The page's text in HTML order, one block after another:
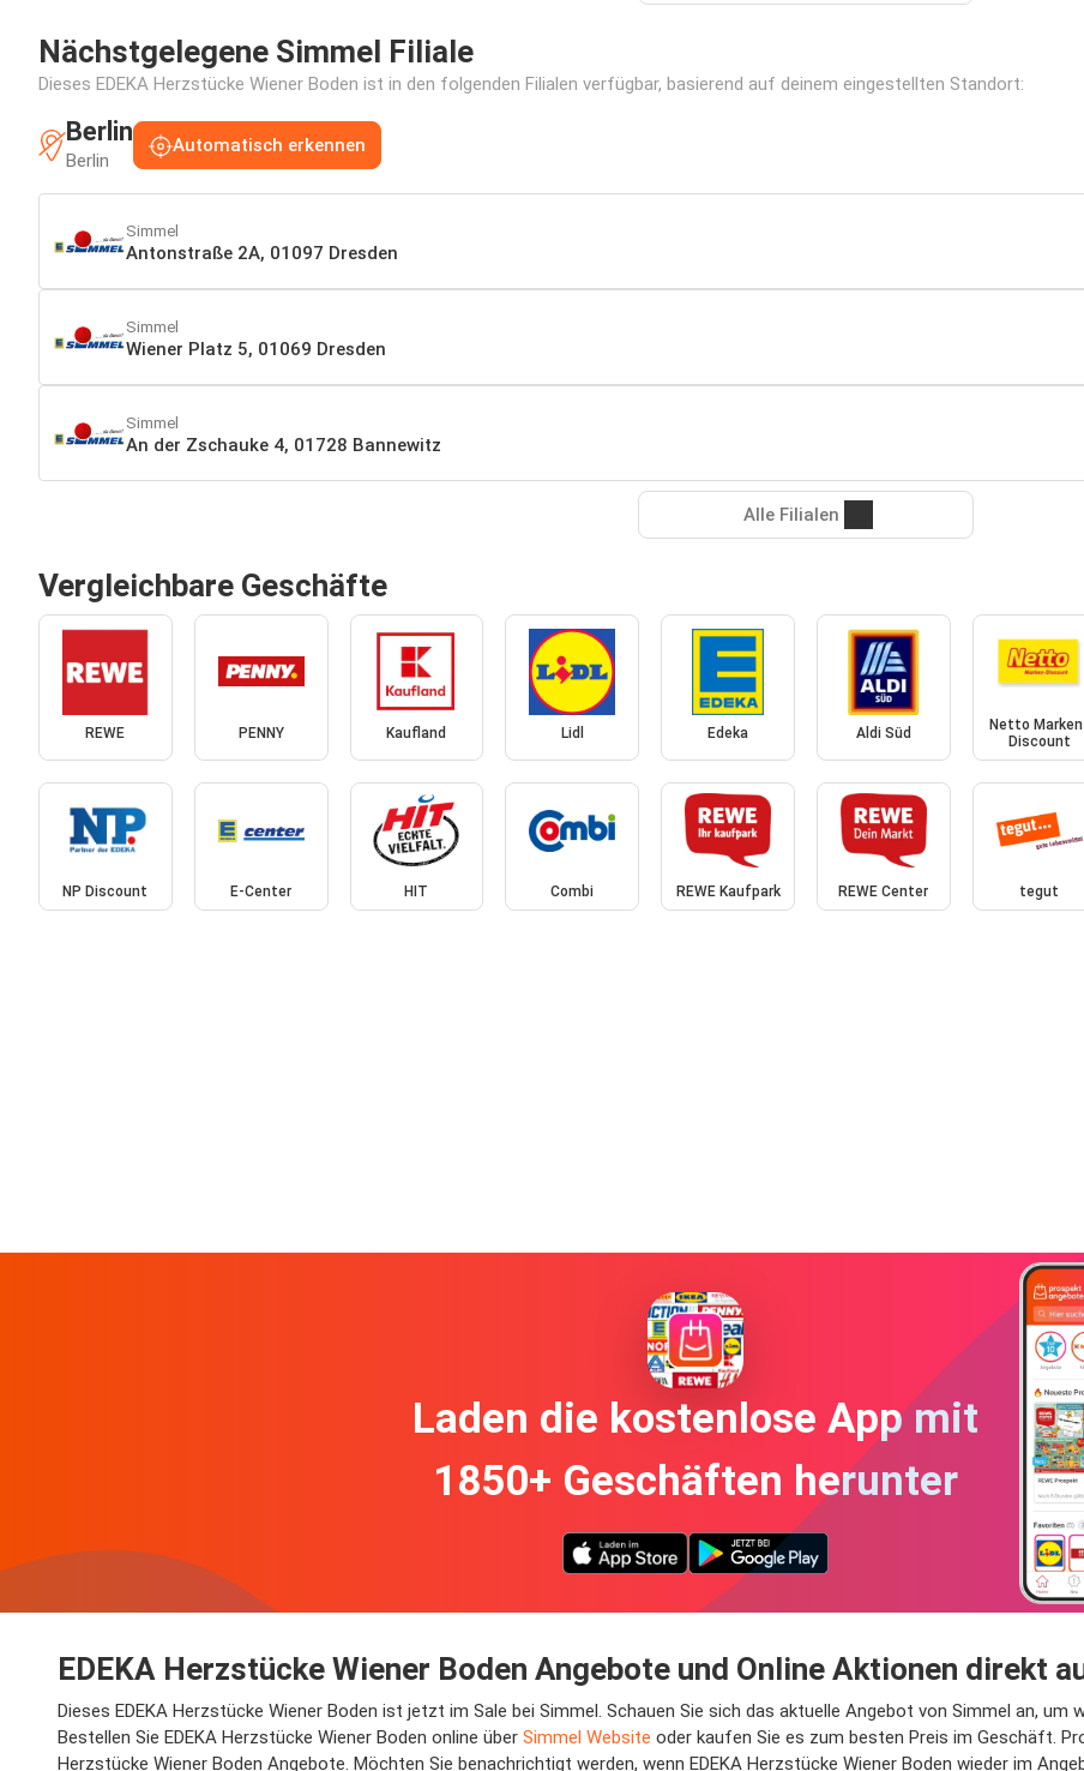
Nächstgelegene Simmel Filiale
Dieses EDEKA Herzstücke Wiener Boden ist in den folgenden Filialen verfügbar, basierend auf deinem eingestellten Standort:
Berlin
Berlin
Automatisch erkennen
Simmel
Antonstraße 2A, 01097 Dresden
Simmel
Wiener Platz 5, 01069 Dresden
Simmel
An der Zschauke 4, 01728 Bannewitz
Alle Filialen
Vergleichbare Geschäfte
REWE PENNY Kaufland Lidl Edeka Aldi Süd
Netto
Discount
NP Discount E-Center HIT Combi REWE Kaufpark REWE Center tegut
Laden die kostenlose App mit
1850+ Geschäften herunter
EDEKA Herzstücke Wiener Boden Angebote und Online Aktionen direkt
Dieses EDEKA Herzstücke Wiener Boden ist jetzt im Sale bei Simmel. Schauen Sie sich das aktuelle Angebot von Simmel an,
Bestellen Sie EDEKA Herzstücke Wiener Boden online über Simmel Website oder kaufen Sie es zum besten Preis im Geschäft.
Herzstücke Wiener Boden Angebote. Möchten Sie benachrichtigt werden, wenn EDEKA Herzstücke Wiener Boden wieder im